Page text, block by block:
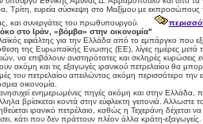
Τρίτη, ευρεία σύσκεψη στο Μαξίμου με εκπροσώπους
και συνεργάτες του πρωθυπουργού.
στο Ιράν, «βόμβα» στην οικονομία"
εφιάλτης για την Ελλάδα από το εμπάργκο που
της Ευρωπαϊκής Ενωσης (ΕΕ), λίγες ημέρες μετά
να επιβάλουν αυστηρότατες και σκληρές κυρώσεις
ακόμη και τις εξαγωγές ιρανικού πετρελαίου θα
του πετρελαίου απειλώντας ακόμη περισσότερο την
οικονομία.
ενημερωμένες πηγές ακόμη και στην Ελλάδα,
βρίσκεται κοντά στην εύφλεκτη γειτονιά. Αλλωστε
ιρανικό πετρέλαιο, καθώς η Τεχεράνη δέχεται
κάτι που δεν πράττουν πλέον άλλα κράτη-εξαγωγείς.